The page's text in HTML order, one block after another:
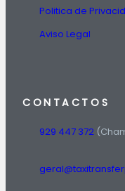
Politica de
Aviso Legal
CONTACTOS
929 447 372